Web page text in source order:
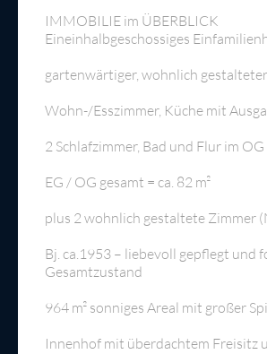
IMMOBILIE im ÜBERBLICK
Eineinhalbgeschossiges
gartenwärtiger, wohnlich
Wohn-/Esszimmer, Küche mit
2 Schlafzimmer, Bad und Flur im OG
EG / OG gesamt = ca. 82 m²
plus 2 wohnlich gestaltete Zimmer
Bj. ca.1953 – liebevoll gepflegt
Gesamtzustand
964 m² sonniges Areal mit großer
Innenhof mit überdachtem Freisitz